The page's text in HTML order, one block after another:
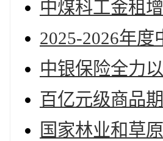
中煤科工金租
2025-2026年
中银保险全力
百亿元级商品
国家林业和草